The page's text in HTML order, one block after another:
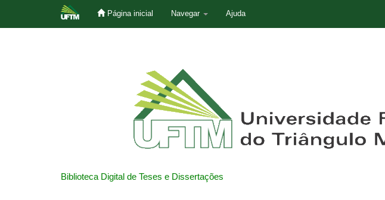
Página inicial Navegar Ajuda
Biblioteca Digital de Teses e Dissertações